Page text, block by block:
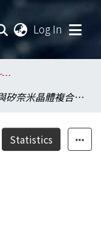
Log In
.National Taiwan University / 國立臺灣大學
高分子與矽奈米晶體複合材料之光電效應研究：發光二極體、太陽能電池與場效應電晶體之應用
Statistics